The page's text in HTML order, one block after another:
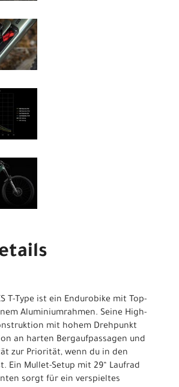
T-Type ist ein Endurobike mit Top-
Aluminiumrahmen. Seine High-
mit hohem Drehpunkt
an harten Bergaufpassagen und
zur Priorität, wenn du in den
Ein Mullet-Setup mit 29“ Laufrad
sorgt für ein verspieltes